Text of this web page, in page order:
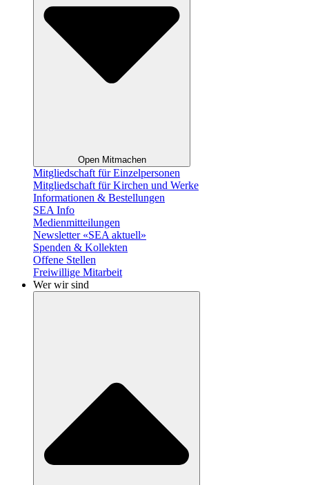
Open Mitmachen
Mitgliedschaft für Einzelpersonen
Mitgliedschaft für Kirchen und Werke
Informationen & Bestellungen
SEA Info
Medienmitteilungen
Newsletter «SEA aktuell»
Spenden & Kollekten
Offene Stellen
Freiwillige Mitarbeit
Wer wir sind